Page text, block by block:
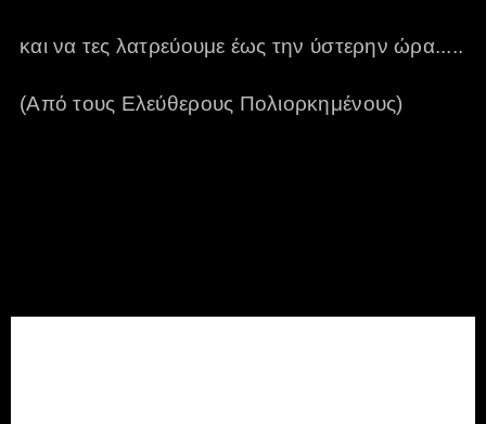
και να τες λατρεύουμε έως την ύστερην ώρα.....
(Από τους Ελεύθερους Πολιορκημένους)